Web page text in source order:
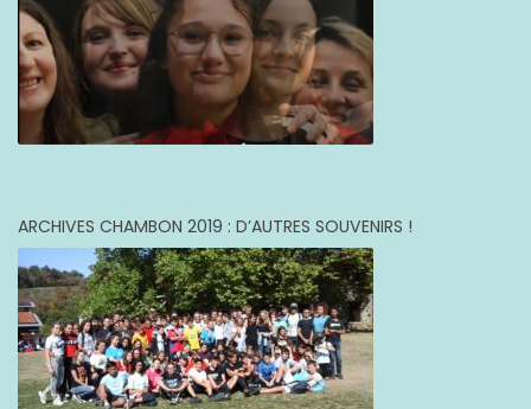
ARCHIVES CHAMBON 2019 : D’AUTRES SOUVENIRS !